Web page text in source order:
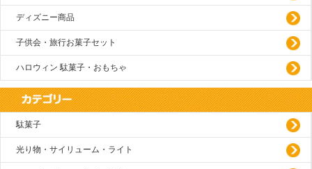
ディズニー商品
子供会・旅行お菓子セット
ハロウィン 駄菓子・おもちゃ
駄菓子
光り物・サイリューム・ライト